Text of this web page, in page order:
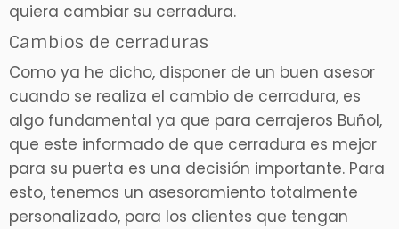
quiera cambiar su cerradura.
Cambios de cerraduras
Como ya he dicho, disponer de un buen asesor
cuando se realiza el cambio de cerradura, es
algo fundamental ya que para cerrajeros Buñol,
que este informado de que cerradura es mejor
para su puerta es una decisión importante. Para
esto, tenemos un asesoramiento totalmente
personalizado, para los clientes que tengan